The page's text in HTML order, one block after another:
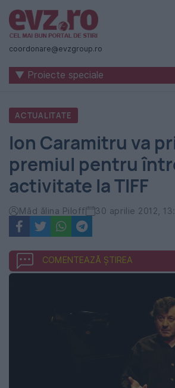
Știri
naționale
internaționale
România
Evenimentul
Zilei
coordonare@evzgroup.ro
▼ Proiecte speciale
ACTUALITATE
Ion Caramitru va
premiul pentru
activitate la TIFF
Măd ălina Piloff 30 aprilie 2012,
COMENTEAZĂ ȘTIREA